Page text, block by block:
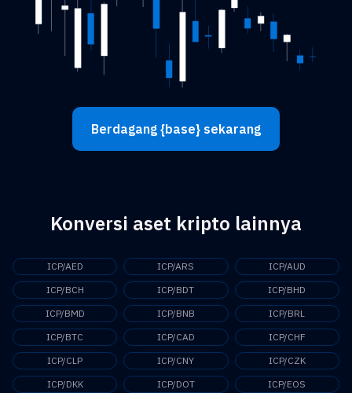
Berdagang {base} sekarang
Konversi aset kripto lainnya
ICP/AED ICP/ARS
ICP/AUD
ICP/BCH
ICP/BDT
ICP/BHD
ICP/BMD
ICP/BNB
ICP/BRL
ICP/BTC
ICP/CAD
ICP/CHF
ICP/CLP
ICP/CNY
ICP/CZK
ICP/DKK
ICP/DOT
ICP/EOS